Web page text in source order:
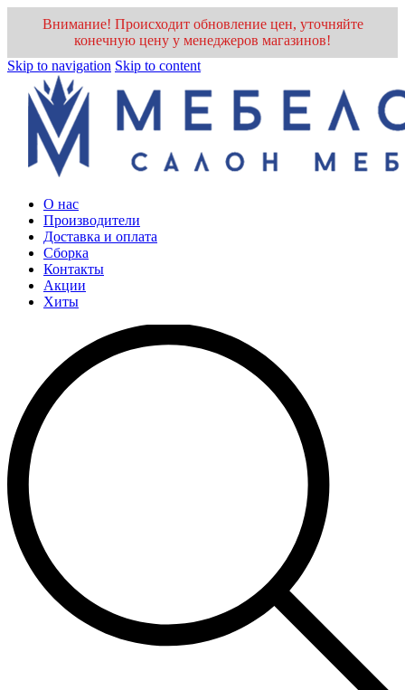
Внимание! Происходит обновление цен, уточняйте
конечную цену у менеджеров магазинов!
Skip to navigation Skip to content
О нас
Производители
Доставка и оплата
Cборка
Контакты
Акции
Хиты